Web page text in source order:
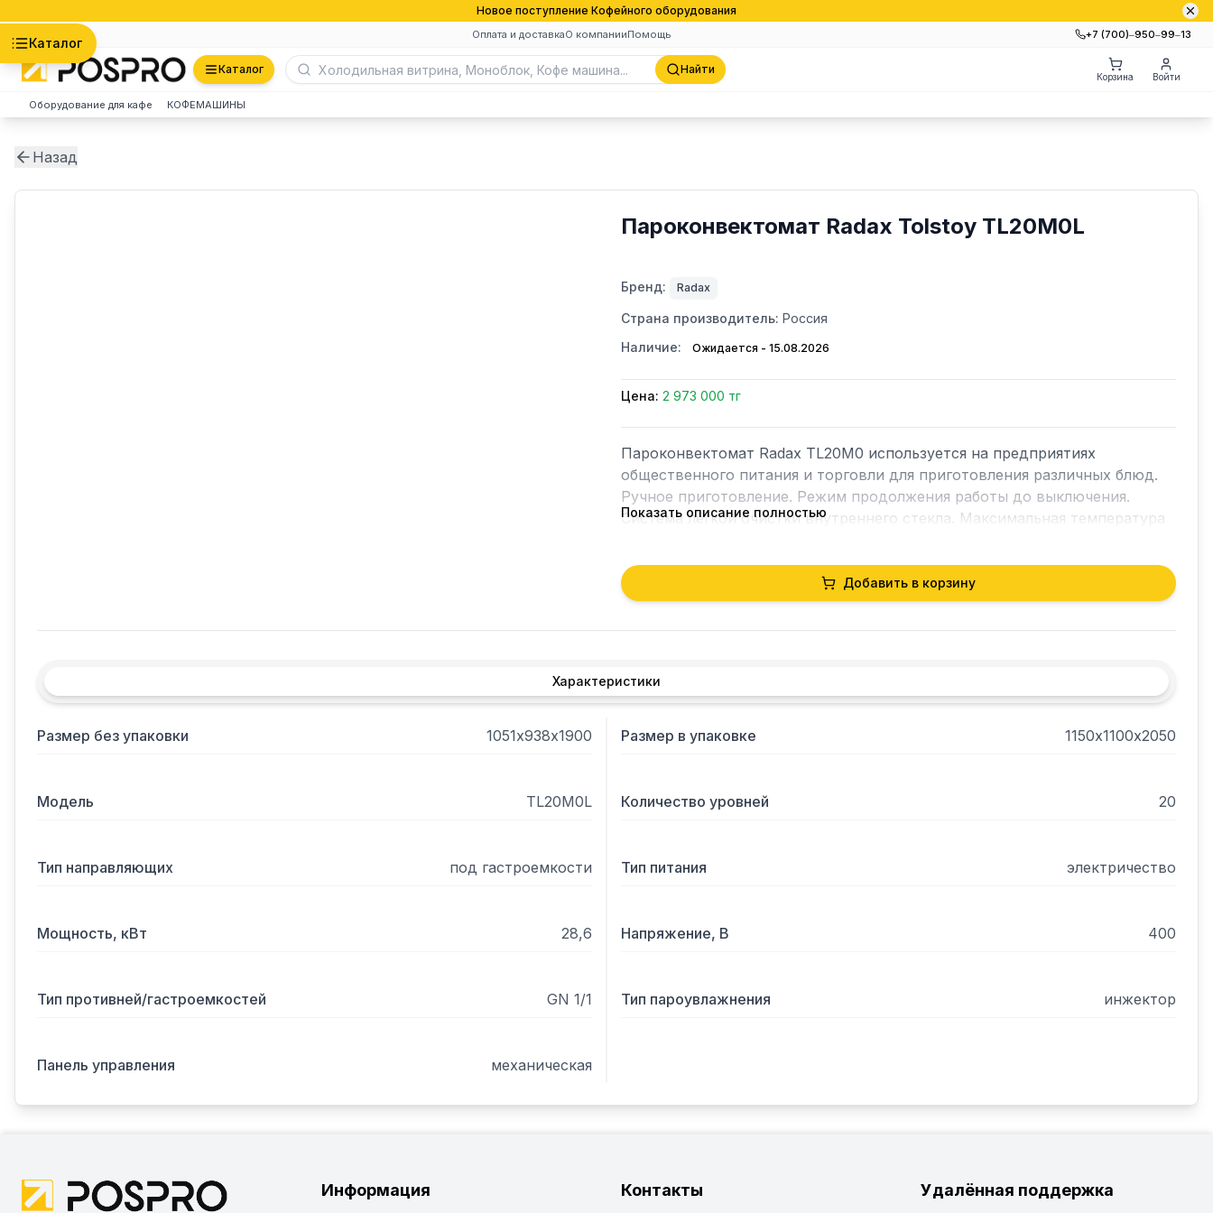
Новое поступление Кофейного оборудования
Оплата и доставкаО компанииПомощь +7 (700)‒950‒99‒13
Каталог
Каталог Найти
Корзина Войти
Оборудование для кафе КОФЕМАШИНЫ
Назад
Пароконвектомат Radax Tolstoy TL20M0L
Бренд: Radax
Страна производитель: Россия
Наличие:
Ожидается - 15.08.2026
Цена: 2 973 000 тг
Пароконвектомат Radax TL20M0 используется на предприятиях
общественного питания и торговли для приготовления различных блюд.
Ручное приготовление. Режим продолжения работы до выключения.
Система лёгкой очистки внутреннего стекла. Максимальная температура
камеры слева.
Показать описание полностью
Добавить в корзину
Характеристики
Размер без упаковки 1051х938х1900 Размер в упаковке 1150х1100х2050
Модель TL20M0L Количество уровней 20
Тип направляющих под гастроемкости Тип питания электричество
Мощность, кВт 28,6 Напряжение, В 400
Тип противней/гастроемкостей GN 1/1 Тип пароувлажнения инжектор
Панель управления механическая
Информация Контакты Удалённая поддержка